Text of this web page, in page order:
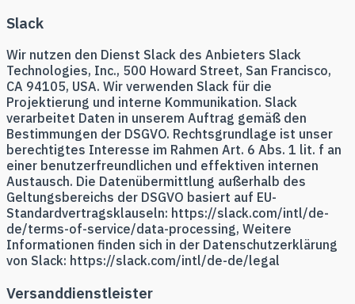
Slack
Wir nutzen den Dienst Slack des Anbieters Slack
Technologies, Inc., 500 Howard Street, San Francisco,
CA 94105, USA. Wir verwenden Slack für die
Projektierung und interne Kommunikation. Slack
verarbeitet Daten in unserem Auftrag gemäß den
Bestimmungen der DSGVO. Rechtsgrundlage ist unser
berechtigtes Interesse im Rahmen Art. 6 Abs. 1 lit. f an
einer benutzerfreundlichen und effektiven internen
Austausch. Die Datenübermittlung außerhalb des
Geltungsbereichs der DSGVO basiert auf EU-
Standardvertragsklauseln: https://slack.com/intl/de-
de/terms-of-service/data-processing, Weitere
Informationen finden sich in der Datenschutzerklärung
von Slack: https://slack.com/intl/de-de/legal
Versanddienstleister